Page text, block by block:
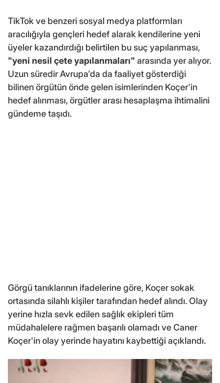
TikTok ve benzeri sosyal medya platformları
aracılığıyla gençleri hedef alarak kendilerine yeni
üyeler kazandırdığı belirtilen bu suç yapılanması,
"yeni nesil çete yapılanmaları" arasında yer alıyor.
Uzun süredir Avrupa'da da faaliyet gösterdiği
bilinen örgütün önde gelen isimlerinden Koçer'in
hedef alınması, örgütler arası hesaplaşma ihtimalini
gündeme taşıdı.
Görgü tanıklarının ifadelerine göre, Koçer sokak
ortasında silahlı kişiler tarafından hedef alındı. Olay
yerine hızla sevk edilen sağlık ekipleri tüm
müdahalelere rağmen başarılı olamadı ve Caner
Koçer'in olay yerinde hayatını kaybettiği açıklandı.